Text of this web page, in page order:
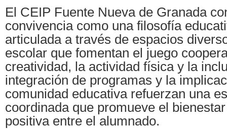
El CEIP Fuente Nueva de Granada
convivencia como una filosofía
articulada a través de espacios
escolar que fomentan el juego
creatividad, la actividad física y la
integración de programas y la
comunidad educativa refuerzan una
coordinada que promueve el
positiva entre el alumnado.